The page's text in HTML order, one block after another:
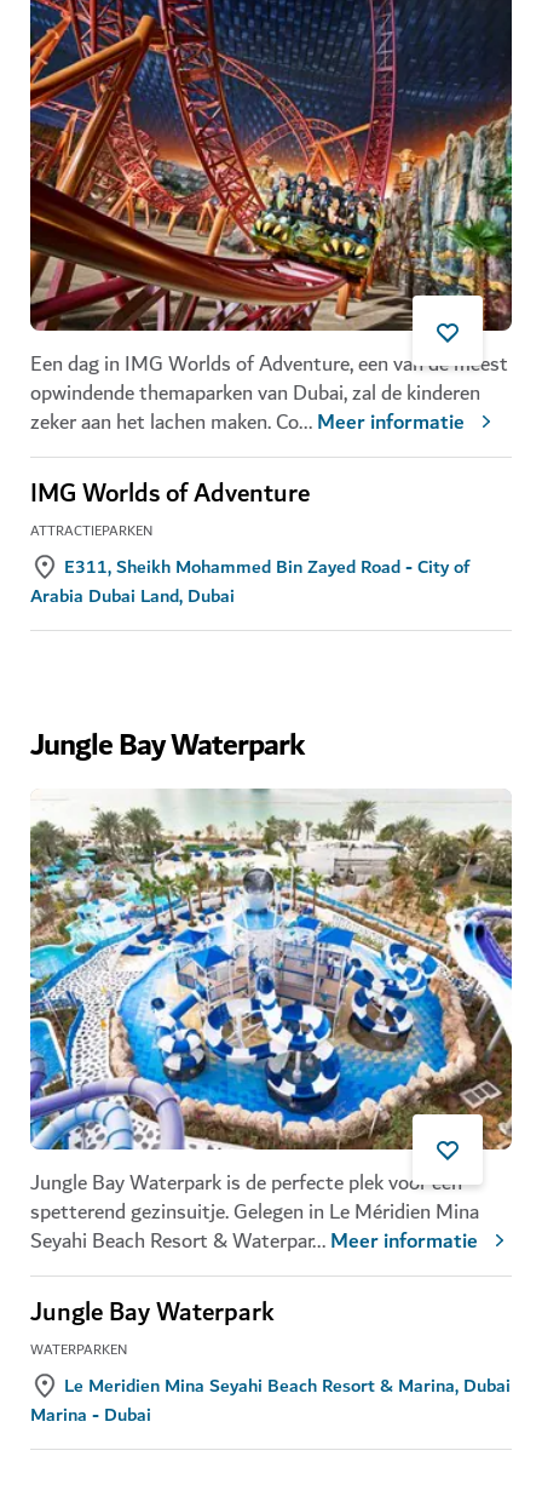
Een dag in IMG Worlds of Adventure, een van de meest
opwindende themaparken van Dubai, zal de kinderen
zeker aan het lachen maken. Co...Meer informatie
IMG Worlds of Adventure
ATTRACTIEPARKEN
E311, Sheikh Mohammed Bin Zayed Road - City of
Arabia Dubai Land, Dubai
Jungle Bay Waterpark
Jungle Bay Waterpark is de perfecte plek voor een
spetterend gezinsuitje. Gelegen in Le Méridien Mina
Seyahi Beach Resort & Waterpar...Meer informatie
Jungle Bay Waterpark
WATERPARKEN
Le Meridien Mina Seyahi Beach Resort & Marina, Dubai
Marina - Dubai